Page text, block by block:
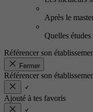
Après le
Quelles
Référencer son
Fermer
Référencer son
Ajouté à tes favoris